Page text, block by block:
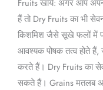
Fruits खाये: अगर आप अपनी
हैं तो Dry Fruits का भी
किशमिश जैसे सूखे फलों में
आवश्यक पोषक तत्व होते हैं,
करते हैं। Dry Fruits का
सकते हैं। Grains मतलब